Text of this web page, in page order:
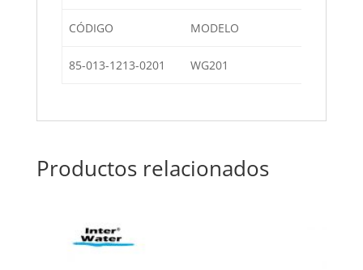
CÓDIGO MODELO
85-013-1213-0201 WG201
Productos relacionados